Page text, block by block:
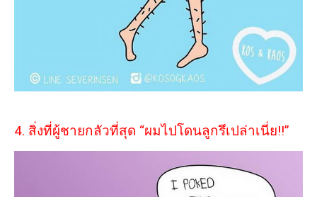
4. สิ่งที่ผู้ชายกลัวที่สุด “ผมไปโดนลูกรึเปล่าเนี่ย!!”